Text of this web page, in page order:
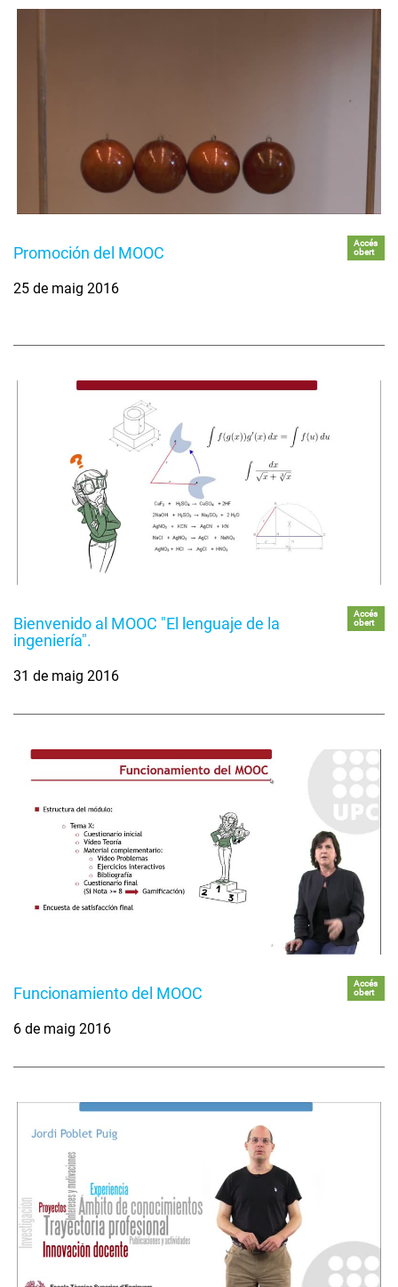
Promoción del MOOC
Accés
obert
25 de maig 2016
Bienvenido al MOOC "El lenguaje de la
ingeniería".
Accés
obert
31 de maig 2016
Funcionamiento del MOOC
Accés
obert
6 de maig 2016